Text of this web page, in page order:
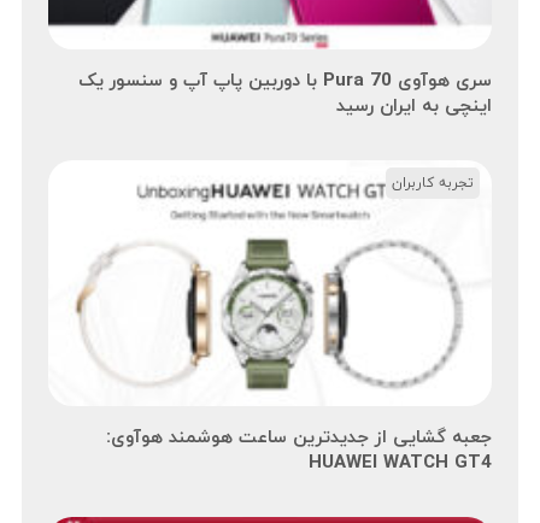
سری هوآوی Pura 70 با دوربین پاپ آپ و سنسور یک
اینچی به ایران رسید
جعبه گشایی از جدیدترین ساعت هوشمند هوآوی:
HUAWEI WATCH GT4
تجربه کاربران